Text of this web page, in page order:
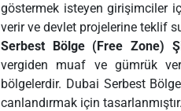
göstermek isteyen girişimciler
verir ve devlet projelerine teklif
Serbest Bölge (Free Zone)
vergiden muaf ve gümrük
bölgelerdir. Dubai Serbest
canlandırmak için tasarlanmıştır.